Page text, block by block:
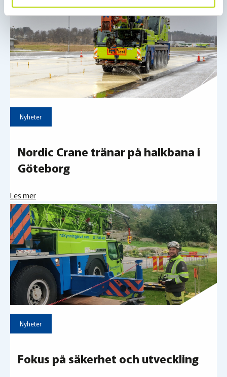
Nyheter
Nordic Crane tränar på halkbana i
Göteborg
Les mer
Nyheter
Fokus på säkerhet och utveckling